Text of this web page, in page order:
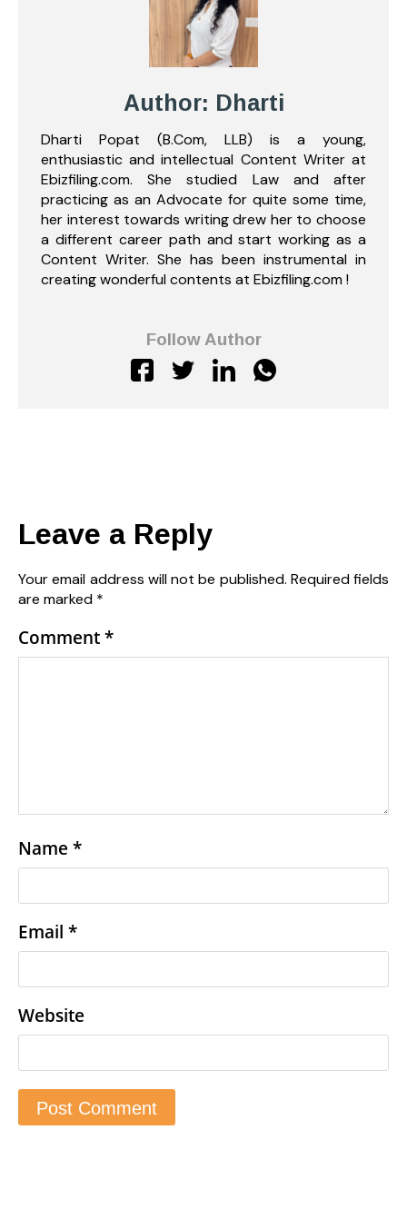
Author: Dharti
Dharti Popat (B.Com, LLB) is a young,
enthusiastic and intellectual Content Writer at
Ebizfiling.com. She studied Law and after
practicing as an Advocate for quite some time,
her interest towards writing drew her to choose
a different career path and start working as a
Content Writer. She has been instrumental in
creating wonderful contents at Ebizfiling.com !
Follow Author
Leave a Reply
Your email address will not be published. Required fields
are marked *
Comment*
Name *
Email *
Website